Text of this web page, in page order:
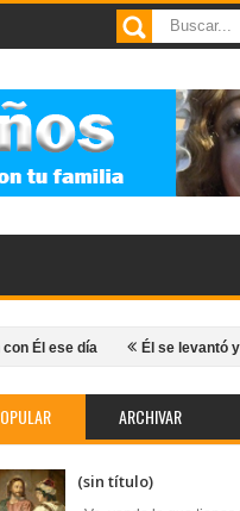
día Él se levantó y lo siguió
ARCHIVAR
(sin título)